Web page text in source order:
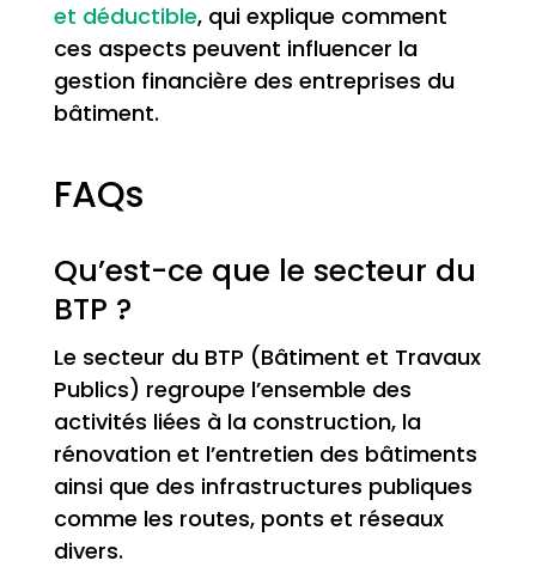
et déductible, qui explique comment
ces aspects peuvent influencer la
gestion financière des entreprises du
bâtiment.
FAQs
Qu’est-ce que le secteur du
BTP ?
Le secteur du BTP (Bâtiment et Travaux
Publics) regroupe l’ensemble des
activités liées à la construction, la
rénovation et l’entretien des bâtiments
ainsi que des infrastructures publiques
comme les routes, ponts et réseaux
divers.